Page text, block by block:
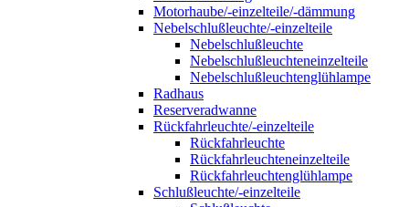
Motorhaube/-einzelteile/-dämmung
Nebelschlußleuchte/-einzelteile
Nebelschlußleuchte
Nebelschlußleuchteneinzelteile
Nebelschlußleuchtenglühlampe
Radhaus
Reserveradwanne
Rückfahrleuchte/-einzelteile
Rückfahrleuchte
Rückfahrleuchteneinzelteile
Rückfahrleuchtenglühlampe
Schlußleuchte/-einzelteile